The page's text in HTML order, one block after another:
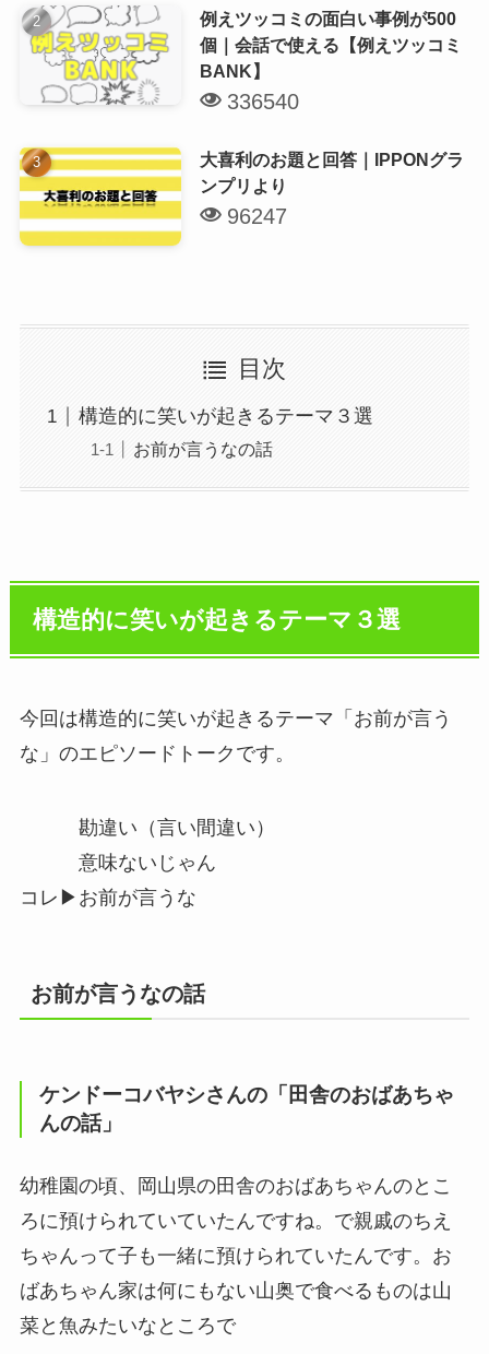
例えツッコミの面白い事例が500
個｜会話で使える【例えツッコミ
BANK】
336540
大喜利のお題と回答｜IPPONグラ
ンプリより
96247
目次
構造的に笑いが起きるテーマ３選
お前が言うなの話
構造的に笑いが起きるテーマ３選
今回は構造的に笑いが起きるテーマ「お前が言う
な」のエピソードトークです。
勘違い（言い間違い）
意味ないじゃん
コレ▶︎お前が言うな
お前が言うなの話
ケンドーコバヤシさんの「田舎のおばあちゃ
んの話」
幼稚園の頃、岡山県の田舎のおばあちゃんのとこ
ろに預けられていていたんですね。で親戚のちえ
ちゃんって子も一緒に預けられていたんです。お
ばあちゃん家は何にもない山奥で食べるものは山
菜と魚みたいなところで